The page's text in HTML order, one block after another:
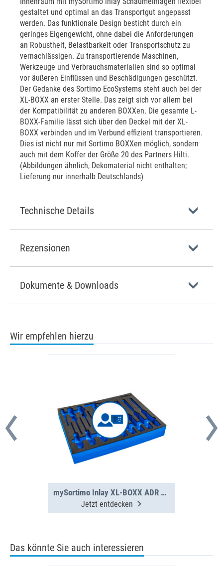
gestaltet und optimal an das Transportgut angepasst
werden. Das funktionale Design besticht durch ein
geringes Eigengewicht, ohne dabei die Anforderungen
an Robustheit, Belastbarkeit oder Transportschutz zu
vernachlässigen. Zu transportierende Maschinen,
Werkzeuge und Verbrauchsmaterialien sind so optimal
vor äußeren Einflüssen und Beschädigungen geschützt.
Der Gedanke des Sortimo EcoSystems steht auch bei der
XL-BOXX an erster Stelle. Das zeigt sich vor allem bei
der Kompatibilität zu anderen BOXXen. Die gesamte L-
BOXX-Familie lässt sich über den Deckel mit der XL-
BOXX verbinden und im Verbund effizient transportieren.
Dies ist nicht nur mit Sortimo BOXXen möglich, sondern
auch mit dem Koffer der Größe 20 des Partners Hilti.
(Abbildungen ähnlich, Dekomaterial nicht enthalten;
Lieferung nur innerhalb Deutschlands)
Technische Details
Rezensionen
Dokumente & Downloads
Wir empfehlen hierzu
mySortimo Inlay XL-BOXX ADR 110mm
Jetzt entdecken
Das könnte Sie auch interessieren